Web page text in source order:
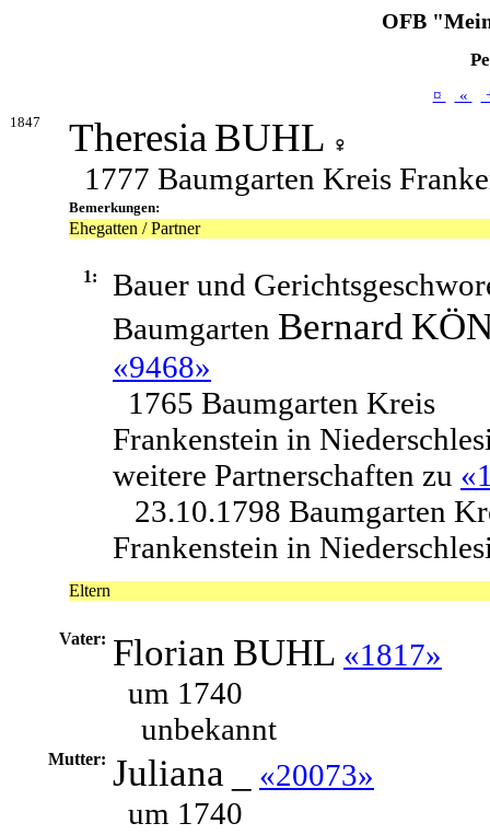
OFB
¤ «
1847 TheresiaBUHL
1777 Baumgarten Kreis
Bemerkungen:
Ehegatten / Partner
1:
Bauer und
Baumgarten Bernard
«9468»
1765 Baumgarten Kreis
Frankenstein in
weitere Partnerschaften zu
23.10.1798 Baumgarten
Frankenstein in
Eltern
Vater: Florian BUHL «1817»
um 1740
unbekannt
Mutter: Juliana
«20073»
um 1740